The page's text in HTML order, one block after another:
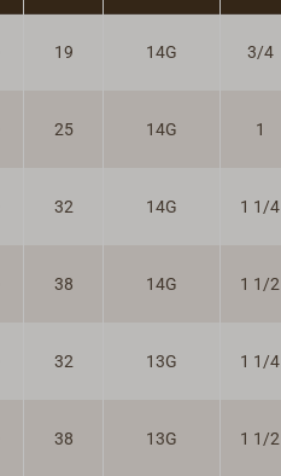
19 14G 3/4
25 14G 1
32 14G 1 1/4
38 14G 1 1/2
32 13G 1 1/4
38 13G 1 1/2